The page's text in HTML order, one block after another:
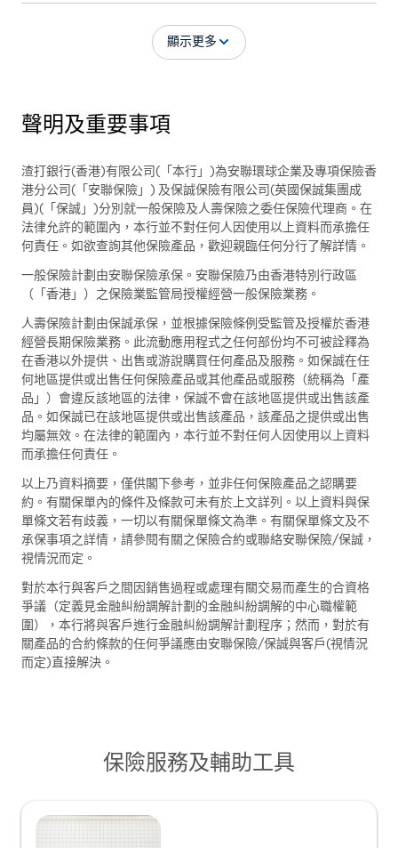
顯示更多
聲明及重要事項
渣打銀行(香港)有限公司(「本行」)為安聯環球企業及專項保險香
港分公司(「安聯保險」) 及保誠保險有限公司(英國保誠集團成
員)(「保誠」)分別就一般保險及人壽保險之委任保險代理商。在
法律允許的範圍內，本行並不對任何人因使用以上資料而承擔任
何責任。如欲查詢其他保險產品，歡迎親臨任何分行了解詳情。
一般保險計劃由安聯保險承保。安聯保險乃由香港特別行政區
（「香港」）之保險業監管局授權經營一般保險業務。
人壽保險計劃由保誠承保，並根據保險條例受監管及授權於香港
經營長期保險業務。此流動應用程式之任何部份均不可被詮釋為
在香港以外提供、出售或游說購買任何產品及服務。如保誠在任
何地區提供或出售任何保險產品或其他產品或服務（統稱為「產
品」）會違反該地區的法律，保誠不會在該地區提供或出售該產
品。如保誠已在該地區提供或出售該產品，該產品之提供或出售
均屬無效。在法律的範圍內，本行並不對任何人因使用以上資料
而承擔任何責任。
以上乃資料摘要，僅供閣下參考，並非任何保險產品之認購要
約。有關保單內的條件及條款可未有於上文詳列。以上資料與保
單條文若有歧義，一切以有關保單條文為準。有關保單條文及不
承保事項之詳情，請參閱有關之保險合約或聯絡安聯保險/保誠，
視情況而定。
對於本行與客戶之間因銷售過程或處理有關交易而產生的合資格
爭議（定義見金融糾紛調解計劃的金融糾紛調解的中心職權範
圍），本行將與客戶進行金融糾紛調解計劃程序；然而，對於有
關產品的合約條款的任何爭議應由安聯保險/保誠與客戶(視情況
而定)直接解決。
保險服務及輔助工具